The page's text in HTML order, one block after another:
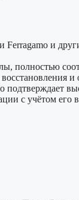
и
полностью
и
с учётом его